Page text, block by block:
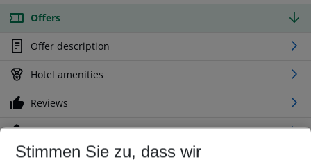
Offers
Offer description
Hotel amenities
Reviews
Location
Stimmen Sie zu, dass wir